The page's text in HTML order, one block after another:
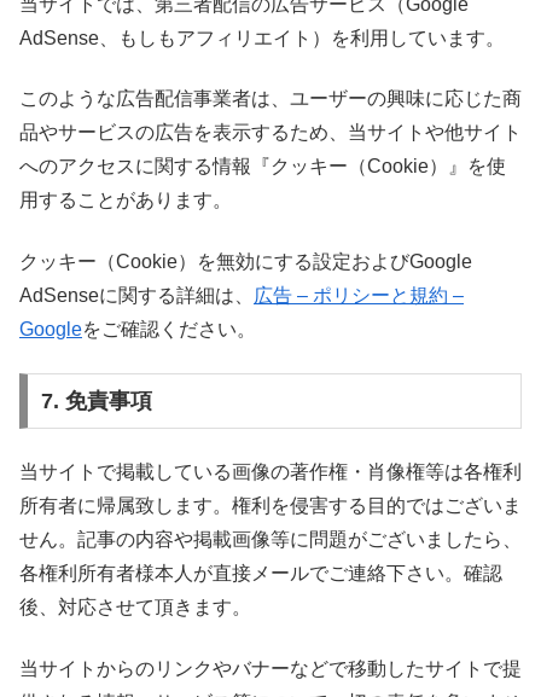
AdSense、もしもアフィリエイト）を利用しています。
このような広告配信事業者は、ユーザーの興味に応じた商
品やサービスの広告を表示するため、当サイトや他サイト
へのアクセスに関する情報『クッキー（Cookie）』を使
用することがあります。
クッキー（Cookie）を無効にする設定およびGoogle
AdSenseに関する詳細は、
広告 – ポリシーと規約 –
Googleをご確認ください。
7. 免責事項
当サイトで掲載している画像の著作権・肖像権等は各権利
所有者に帰属致します。権利を侵害する目的ではございま
せん。記事の内容や掲載画像等に問題がございましたら、
各権利所有者様本人が直接メールでご連絡下さい。確認
後、対応させて頂きます。
当サイトからのリンクやバナーなどで移動したサイトで提